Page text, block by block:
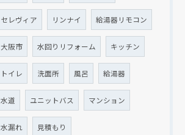
セレヴィア リンナイ 給湯器リモコン
大阪市 水回りリフォーム キッチン
トイレ 洗面所 風呂 給湯器
水道 ユニットバス マンション
水漏れ 見積もり